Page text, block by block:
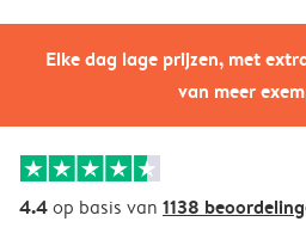
Elke dag lage prijzen, met
van meer
4.4op basis van 1138